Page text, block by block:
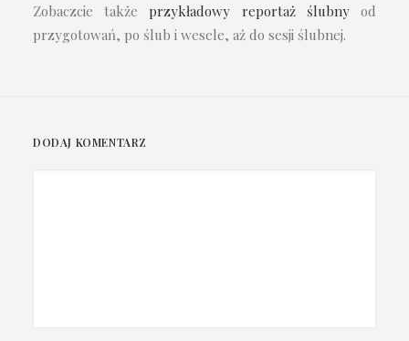
Zobaczcie takżeprzykładowy reportaż ślubnyod
przygotowań, po ślub i wesele, aż do sesji ślubnej.
DODAJ KOMENTARZ